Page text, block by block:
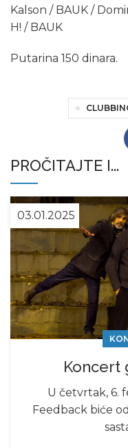
Kalson / BAUK /
H! / BAUK
Putarina 150 dinara.
PROČITAJTE I...
03.01.2025
Koncert
U četvrtak, 6.
Feedback biće